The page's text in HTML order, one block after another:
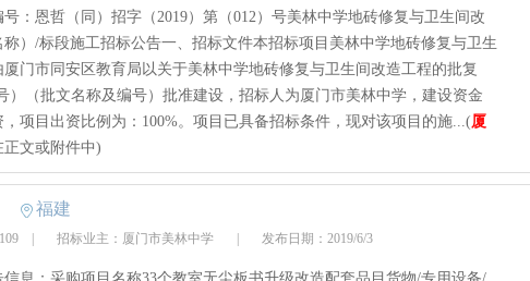
：恩哲（同）招字（2019）第（012）号美林中学地砖修复与卫生间改
）/标段施工招标公告一、招标文件本招标项目美林中学地砖修复与卫生
厦门市同安区教育局以关于美林中学地砖修复与卫生间改造工程的批复
）（批文名称及编号）批准建设，招标人为厦门市美林中学，建设资金
项目出资比例为：100%。项目已具备招标条件，现对该项目的施...(厦
正文或附件中)
福建
招标业主：厦门市美林中学 发布日期：2019/6/3